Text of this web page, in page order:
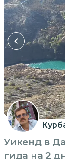
Уикенд в
гида на 2